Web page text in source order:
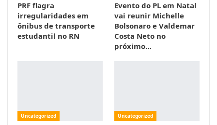
PRF flagra
irregularidades em
ônibus de transporte
estudantil no RN
Evento do PL em Natal
vai reunir Michelle
Bolsonaro e Valdemar
Costa Neto no
próximo…
Uncategorized Uncategorized